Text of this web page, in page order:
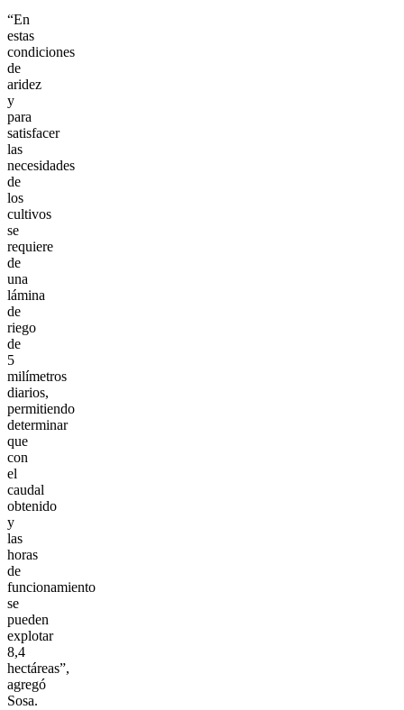
“En
estas
condiciones
de
aridez
y
para
satisfacer
las
necesidades
de
los
cultivos
se
requiere
de
una
lámina
de
riego
de
5
milímetros
diarios,
permitiendo
determinar
que
con
el
caudal
obtenido
y
las
horas
de
funcionamiento
se
pueden
explotar
8,4
hectáreas”,
agregó
Sosa.